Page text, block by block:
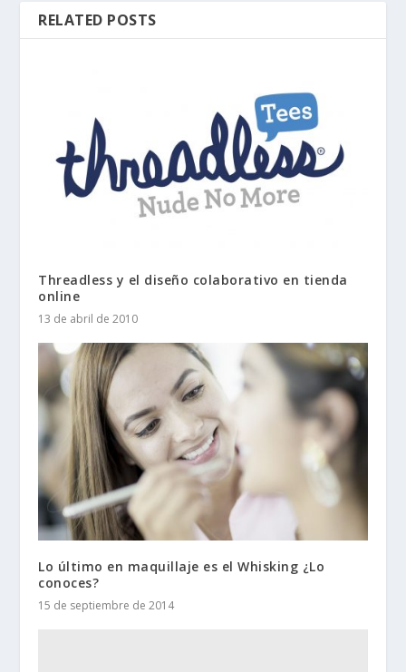
RELATED POSTS
Threadless y el diseño colaborativo en tienda
online
13 de abril de 2010
Lo último en maquillaje es el Whisking ¿Lo
conoces?
15 de septiembre de 2014